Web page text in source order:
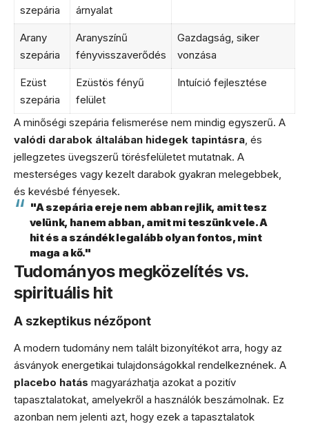
szepária
árnyalat
Arany
szepária
Aranyszínű
fényvisszaverődés
Gazdagság, siker
vonzása
Ezüst
szepária
Ezüstös fényű
felület
Intuíció fejlesztése
A minőségi szepária felismerése nem mindig egyszerű. A
valódi darabok általában hidegek tapintásra , és
jellegzetes üvegszerű törésfelületet mutatnak. A
mesterséges vagy kezelt darabok gyakran melegebbek,
és kevésbé fényesek.
"A szepária ereje nem abban rejlik, amit tesz
velünk, hanem abban, amit mi teszünk vele. A
hit és a szándék legalább olyan fontos, mint
maga a kő."
Tudományos megközelítés vs.
spirituális hit
A szkeptikus nézőpont
A modern tudomány nem talált bizonyítékot arra, hogy az
ásványok energetikai tulajdonságokkal rendelkeznének. A
placebo hatás magyarázhatja azokat a pozitív
tapasztalatokat, amelyekről a használók beszámolnak. Ez
azonban nem jelenti azt, hogy ezek a tapasztalatok